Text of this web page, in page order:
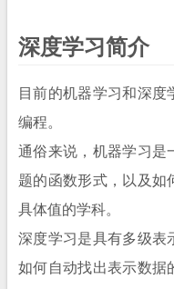
深度学习简介
目前的机器学习和深
编程。
通俗来说，机器学习是
题的函数形式，以及如
具体值的学科。
深度学习是具有多级表
如何自动找出表示数据